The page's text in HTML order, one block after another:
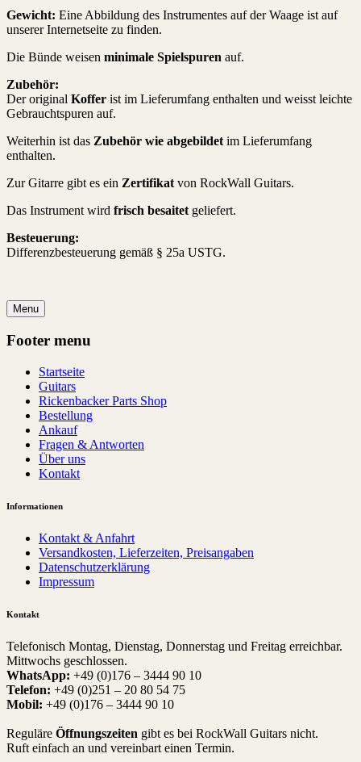
Gewicht: Eine Abbildung des Instrumentes auf der Waage ist auf
unserer Internetseite zu finden.
Die Bünde weisen minimale Spielspuren auf.
Zubehör:
Der original Koffer ist im Lieferumfang enthalten und weisst leichte
Gebrauchtspuren auf.
Weiterhin ist das Zubehör wie abgebildet im Lieferumfang
enthalten.
Zur Gitarre gibt es ein Zertifikat von RockWall Guitars.
Das Instrument wird frisch besaitet geliefert.
Besteuerung:
Differenzbesteuerung gemäß § 25a USTG.
Menu
Footer menu
Startseite
Guitars
Rickenbacker Parts Shop
Bestellung
Ankauf
Fragen & Antworten
Über uns
Kontakt
Informationen
Kontakt & Anfahrt
Versandkosten, Lieferzeiten, Preisangaben
Datenschutzerklärung
Impressum
Kontakt
Telefonisch Montag, Dienstag, Donnerstag und Freitag erreichbar.
Mittwochs geschlossen.
WhatsApp: +49 (0)176 – 3444 90 10
Telefon: +49 (0)251 – 20 80 54 75
Mobil: +49 (0)176 – 3444 90 10
Reguläre Öffnungszeiten gibt es bei RockWall Guitars nicht.
Ruft einfach an und vereinbart einen Termin.